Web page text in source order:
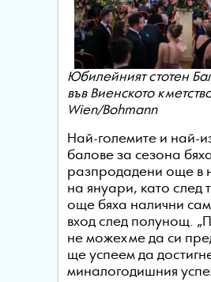
Юбилейният стотен
във Виенското
Wien/Bohmann
Най-големите и най-
балове за сезона
разпродадени още в
на януари, като след
още бяха налични
вход след полунощ.
не можехме да си
ще успеем да
миналогодишния